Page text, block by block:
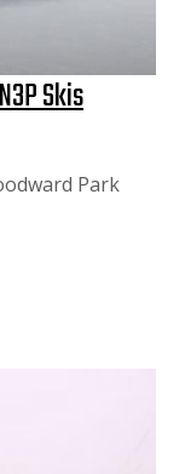
Skis
Park